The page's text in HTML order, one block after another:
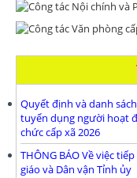
Quyết định và danh
tuyển dụng người hoạt
chức cấp xã 2026
THÔNG BÁO Về việc
giáo và Dân vận Tỉnh ủy